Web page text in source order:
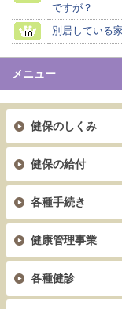
ですが？
別居している
メニュー
健保のしくみ
健保の給付
各種手続き
健康管理事業
各種健診